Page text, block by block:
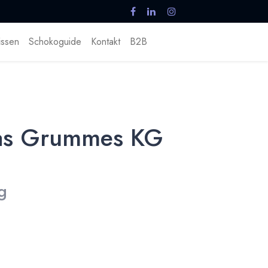
Schokoguide Kontakt B2B
Grummes KG